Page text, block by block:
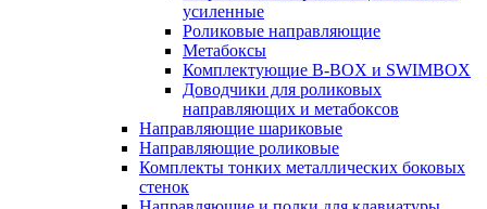
усиленные
Роликовые направляющие
Метабоксы
Комплектующие B-BOX и SWIMBOX
Доводчики для роликовых
направляющих и метабоксов
Направляющие шариковые
Направляющие роликовые
Комплекты тонких металлических боковых
стенок